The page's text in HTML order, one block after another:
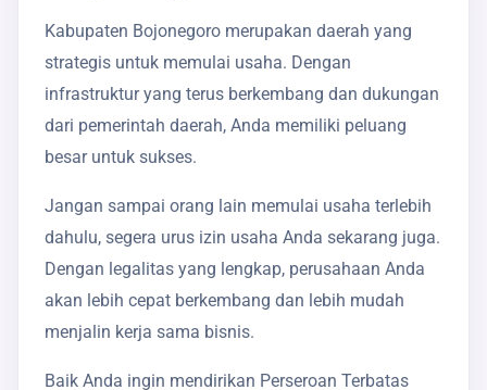
Kabupaten Bojonegoro merupakan daerah yang
strategis untuk memulai usaha. Dengan
infrastruktur yang terus berkembang dan dukungan
dari pemerintah daerah, Anda memiliki peluang
besar untuk sukses.
Jangan sampai orang lain memulai usaha terlebih
dahulu, segera urus izin usaha Anda sekarang juga.
Dengan legalitas yang lengkap, perusahaan Anda
akan lebih cepat berkembang dan lebih mudah
menjalin kerja sama bisnis.
Baik Anda ingin mendirikan Perseroan Terbatas